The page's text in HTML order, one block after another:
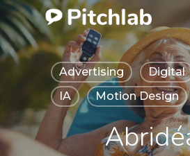
Skip
to
main
Advertising Digital
IA
Motion Design